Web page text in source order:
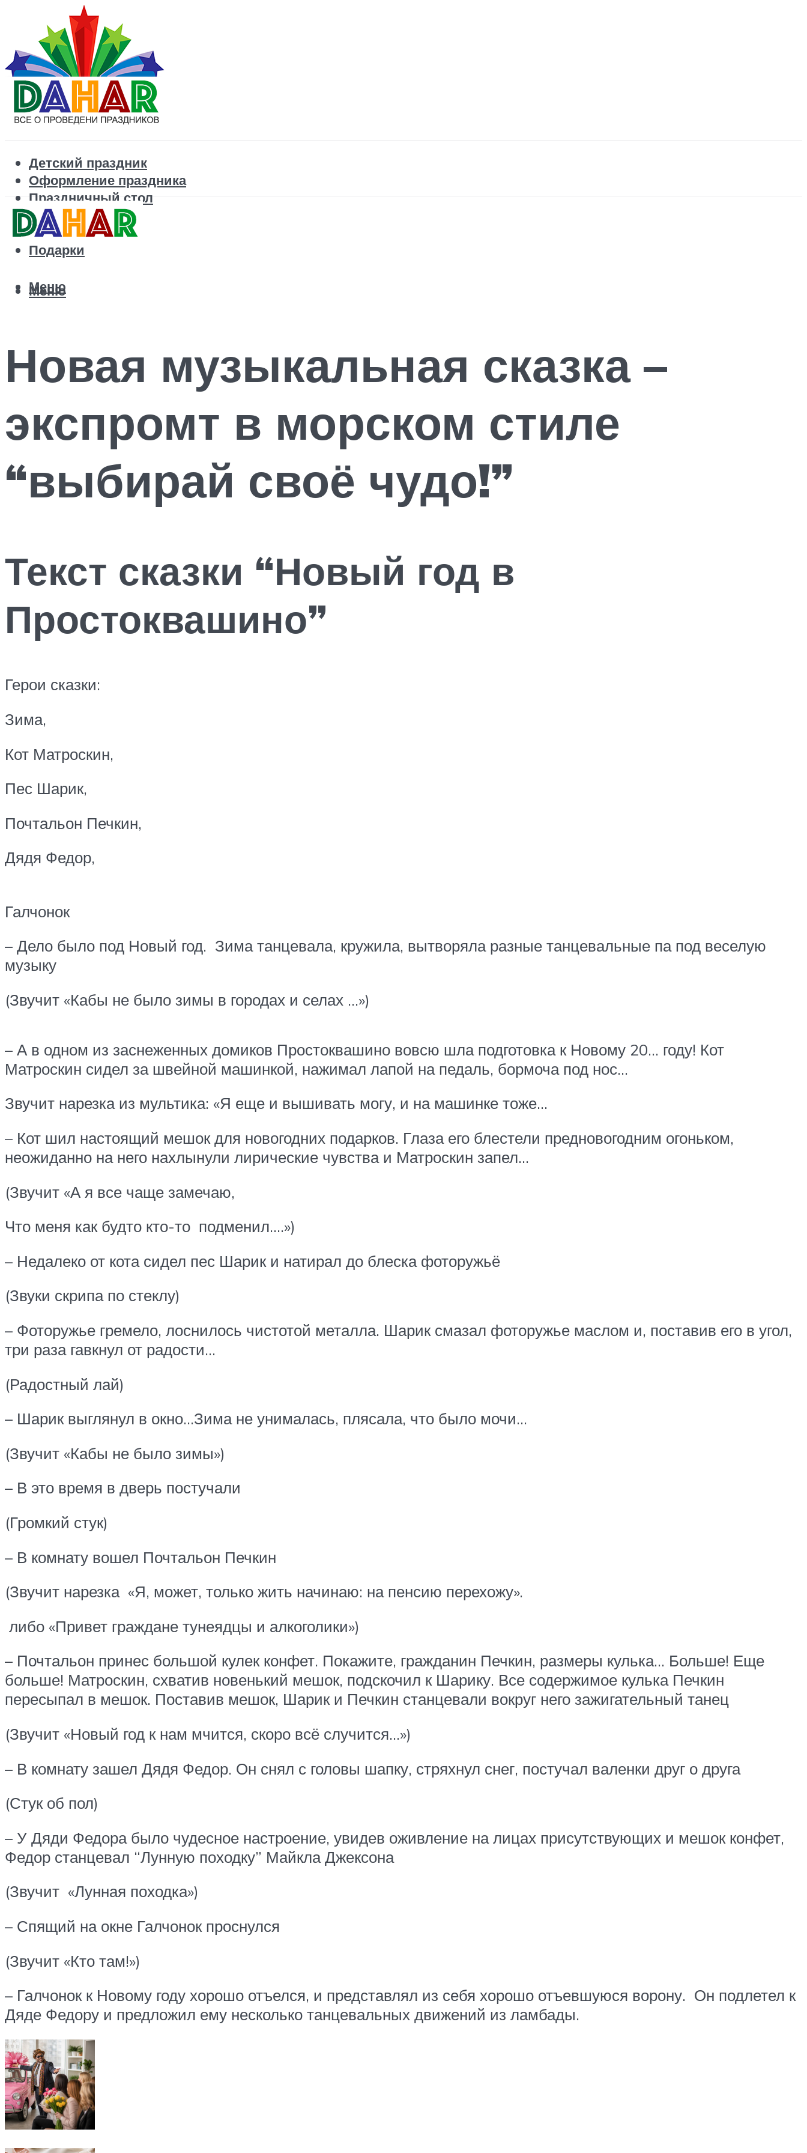
Детский праздник
Оформление праздника
Праздничный стол
Корпоратив
Поздравления
Подарки
Меню
Меню
Новая музыкальная сказка –
экспромт в морском стиле
“выбирай своё чудо!”
Текст сказки “Новый год в
Простоквашино”
Герои сказки:
Зима,
Кот Матроскин,
Пес Шарик,
Почтальон Печкин,
Дядя Федор,
Галчонок
– Дело было под Новый год. Зима танцевала, кружила, вытворяла разные танцевальные па под веселую
музыку
(Звучит «Кабы не было зимы в городах и селах …»)
– А в одном из заснеженных домиков Простоквашино вовсю шла подготовка к Новому 20… году! Кот
Матроскин сидел за швейной машинкой, нажимал лапой на педаль, бормоча под нос…
Звучит нарезка из мультика: «Я еще и вышивать могу, и на машинке тоже…
– Кот шил настоящий мешок для новогодних подарков. Глаза его блестели предновогодним огоньком,
неожиданно на него нахлынули лирические чувства и Матроскин запел…
(Звучит «А я все чаще замечаю,
Что меня как будто кто-то подменил….»)
– Недалеко от кота сидел пес Шарик и натирал до блеска фоторужьё
(Звуки скрипа по стеклу)
– Фоторужье гремело, лоснилось чистотой металла. Шарик смазал фоторужье маслом и, поставив его в угол,
три раза гавкнул от радости…
(Радостный лай)
– Шарик выглянул в окно…Зима не унималась, плясала, что было мочи…
(Звучит «Кабы не было зимы»)
– В это время в дверь постучали
(Громкий стук)
– В комнату вошел Почтальон Печкин
(Звучит нарезка «Я, может, только жить начинаю: на пенсию перехожу».
либо «Привет граждане тунеядцы и алкоголики»)
– Почтальон принес большой кулек конфет. Покажите, гражданин Печкин, размеры кулька… Больше! Еще
больше! Матроскин, схватив новенький мешок, подскочил к Шарику. Все содержимое кулька Печкин
пересыпал в мешок. Поставив мешок, Шарик и Печкин станцевали вокруг него зажигательный танец
(Звучит «Новый год к нам мчится, скоро всё случится…»)
– В комнату зашел Дядя Федор. Он снял с головы шапку, стряхнул снег, постучал валенки друг о друга
(Стук об пол)
– У Дяди Федора было чудесное настроение, увидев оживление на лицах присутствующих и мешок конфет,
Федор станцевал “Лунную походку” Майкла Джексона
(Звучит «Лунная походка»)
– Спящий на окне Галчонок проснулся
(Звучит «Кто там!»)
– Галчонок к Новому году хорошо отъелся, и представлял из себя хорошо отъевшуюся ворону. Он подлетел к
Дяде Федору и предложил ему несколько танцевальных движений из ламбады.